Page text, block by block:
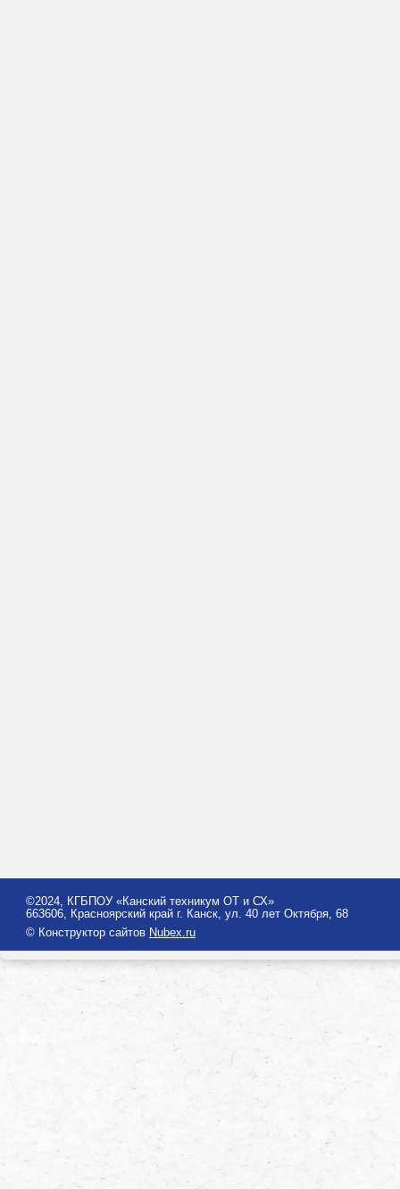
©2024, КГБПОУ «Канский техникум ОТ и СХ»
663606, Красноярский край г. Канск, ул. 40 лет Октября, 68
© Конструктор сайтов Nubex.ru